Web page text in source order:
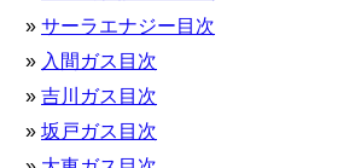
サーラエナジー目次
入間ガス目次
吉川ガス目次
坂戸ガス目次